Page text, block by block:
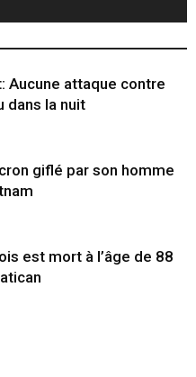
Aucune attaque contre
dans la nuit
giflé par son homme
est mort à l’âge de 88